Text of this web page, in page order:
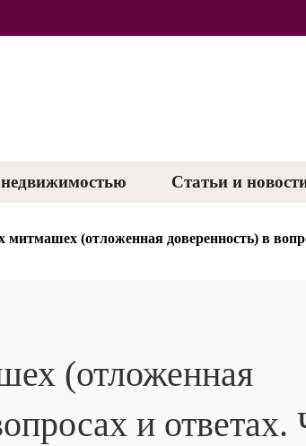
Статьи и
митмашех (отложенная доверенность) в
(отложенная
и ответах.